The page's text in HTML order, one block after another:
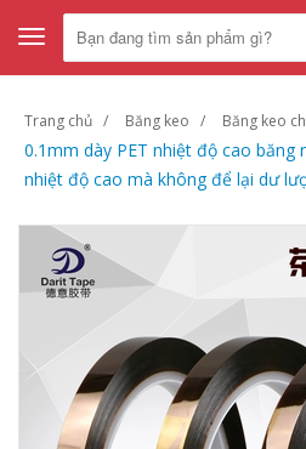
Toggle
navigation
Trang chủ Băng keo Băng keo
0.1mm dày PET nhiệt độ cao băng
nhiệt độ cao mà không để lại dư